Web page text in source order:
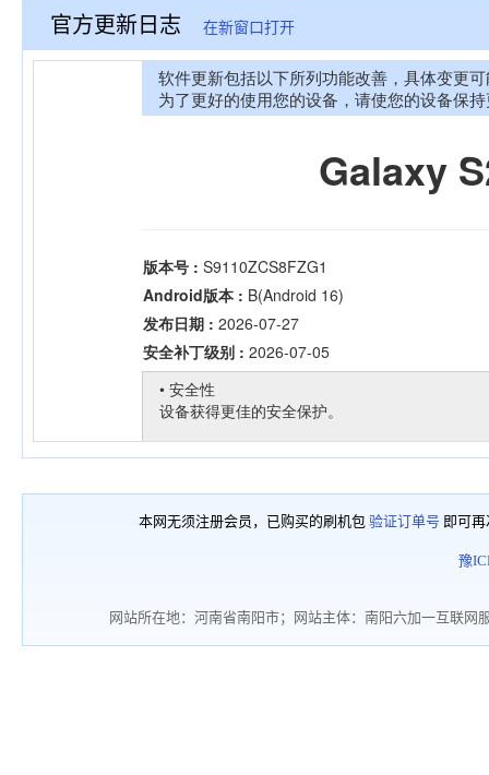
官方更新日志 在新窗口打开
本网无须注册会员，已购买的刷机包 验证订单号 即可
豫
网站所在地：河南省南阳市；网站主体：南阳六加一互联